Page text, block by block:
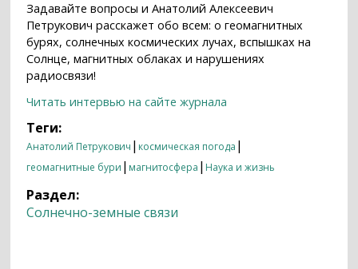
Задавайте вопросы и Анатолий Алексеевич
Петрукович расскажет обо всем: о геомагнитных
бурях, солнечных космических лучах, вспышках на
Солнце, магнитных облаках и нарушениях
радиосвязи!
Читать интервью на сайте журнала
Теги:
Анатолий Петрукович | космическая погода |
геомагнитные бури | магнитосфера | Наука и жизнь
Раздел:
Солнечно-земные связи